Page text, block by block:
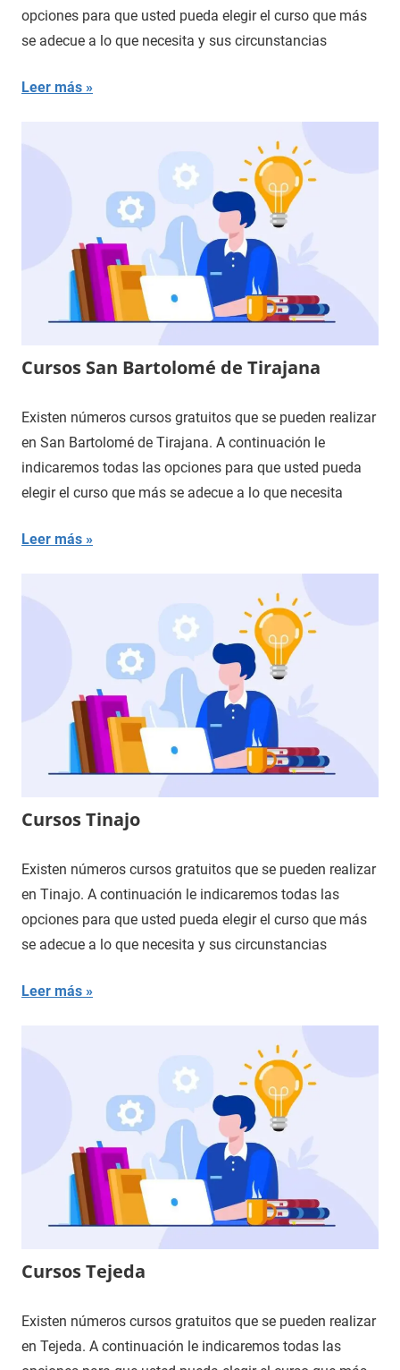
opciones para que usted pueda elegir el curso que más
se adecue a lo que necesita y sus circunstancias
Leer más
Cursos San Bartolomé de Tirajana
Existen números cursos gratuitos que se pueden realizar
en San Bartolomé de Tirajana. A continuación le
indicaremos todas las opciones para que usted pueda
elegir el curso que más se adecue a lo que necesita
Leer más
Cursos Tinajo
Existen números cursos gratuitos que se pueden realizar
en Tinajo. A continuación le indicaremos todas las
opciones para que usted pueda elegir el curso que más
se adecue a lo que necesita y sus circunstancias
Leer más
Cursos Tejeda
Existen números cursos gratuitos que se pueden realizar
en Tejeda. A continuación le indicaremos todas las